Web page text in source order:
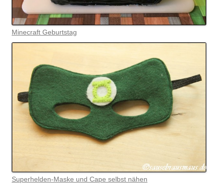
Minecraft Geburtstag
Superhelden-Maske und Cape selbst nähen